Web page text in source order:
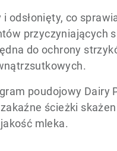
odsłonięty, co
przyczyniających
do ochrony
poudojowy Dairy
ścieżki
mleka.